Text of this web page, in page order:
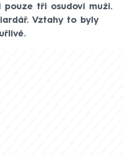
pouze tři osudoví muži.
Vztahy to byly